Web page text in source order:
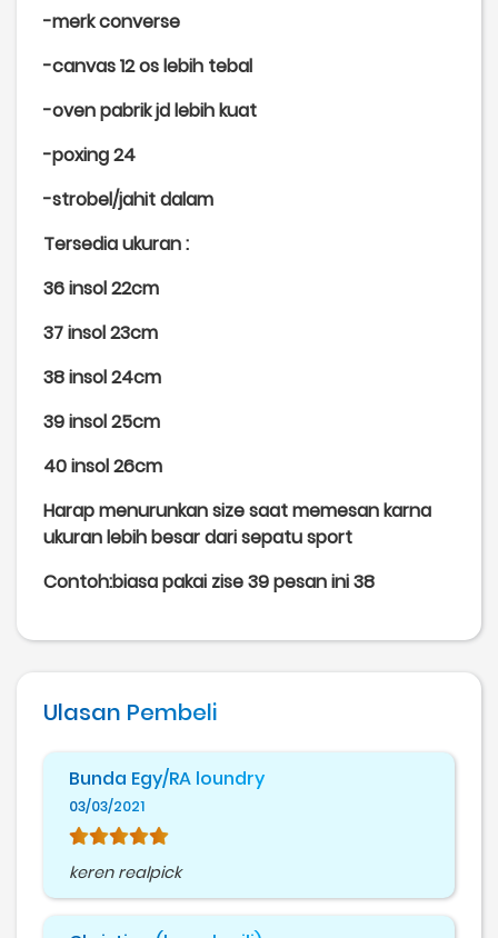
-merk converse
-canvas 12 os lebih tebal
-oven pabrik jd lebih kuat
-poxing 24
-strobel/jahit dalam
Tersedia ukuran :
36 insol 22cm
37 insol 23cm
38 insol 24cm
39 insol 25cm
40 insol 26cm
Harap menurunkan size saat memesan karna
ukuran lebih besar dari sepatu sport
Contoh:biasa pakai zise 39 pesan ini 38
Ulasan Pembeli
Bunda Egy/RA loundry
03/03/2021
keren realpick